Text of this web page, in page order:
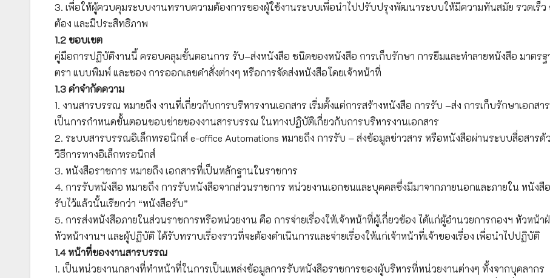
3. เพื่อให้ผู้ควบคุมระบบงานทราบความต้องการของผู้ใช้งานระบบเพื่อนำไปปรับปรุงพัฒนาระบบให้มีความทันสมัย รวดเร็ว
ต้อง และมีประสิทธิภาพ
1.2 ขอบเขต
คู่มือการปฏิบัติงานนี้ ครอบคลุมขั้นตอนการ รับ–ส่งหนังสือ ชนิดของหนังสือ การเก็บรักษา การยืมและทำลายหนังสือ มาตรฐ
ตรา แบบพิมพ์ และซอง การออกเลขคำสั่งต่างๆ หรือการจัดส่งหนังสือโดยเจ้าหน้าที่
1.3 คำจำกัดความ
1. งานสารบรรณ หมายถึง งานที่เกี่ยวกับการบริหารงานเอกสาร เริ่มตั้งแต่การสร้างหนังสือ การรับ –ส่ง การเก็บรักษาเอกสา
เป็นการกำหนดขั้นตอนขอบข่ายของงานสารบรรณ ในทางปฏิบัติเกี่ยวกับการบริหารงานเอกสาร
2. ระบบสารบรรณอิเล็กทรอนิกส์ e-office Automations หมายถึง การรับ – ส่งข้อมูลข่าวสาร หรือหนังสือผ่านระบบสื่อสารด้
วิธีการทางอิเล็กทรอนิกส์
3. หนังสือราชการ หมายถึง เอกสารที่เป็นหลักฐานในราชการ
4. การรับหนังสือ หมายถึง การรับหนังสือจากส่วนราชการ หน่วยงานเอกชนและบุคคลซึ่งมีมาจากภายนอกและภายใน หนังสื
รับไว้แล้วนั้นเรียกว่า “หนังสือรับ”
5. การส่งหนังสือภายในส่วนราชการหรือหน่วยงาน คือ การจ่ายเรื่องให้เจ้าหน้าที่ผู้เกี่ยวข้อง ได้แก่ผู้อำนวยการกองฯ หัวหน้า
หัวหน้างานฯ และผู้ปฏิบัติ ได้รับทราบเรื่องราวที่จะต้องดำเนินการและจ่ายเรื่องให้แก่เจ้าหน้าที่เจ้าของเรื่อง เพื่อนำไปปฏิบัติ
1.4 หน้าที่ของงานสารบรรณ
1. เป็นหน่วยงานกลางที่ทำหน้าที่ในการเป็นแหล่งข้อมูลการรับหนังสือราชการของผู้บริหารที่หน่วยงานต่างๆ ทั้งจากบุคลากร